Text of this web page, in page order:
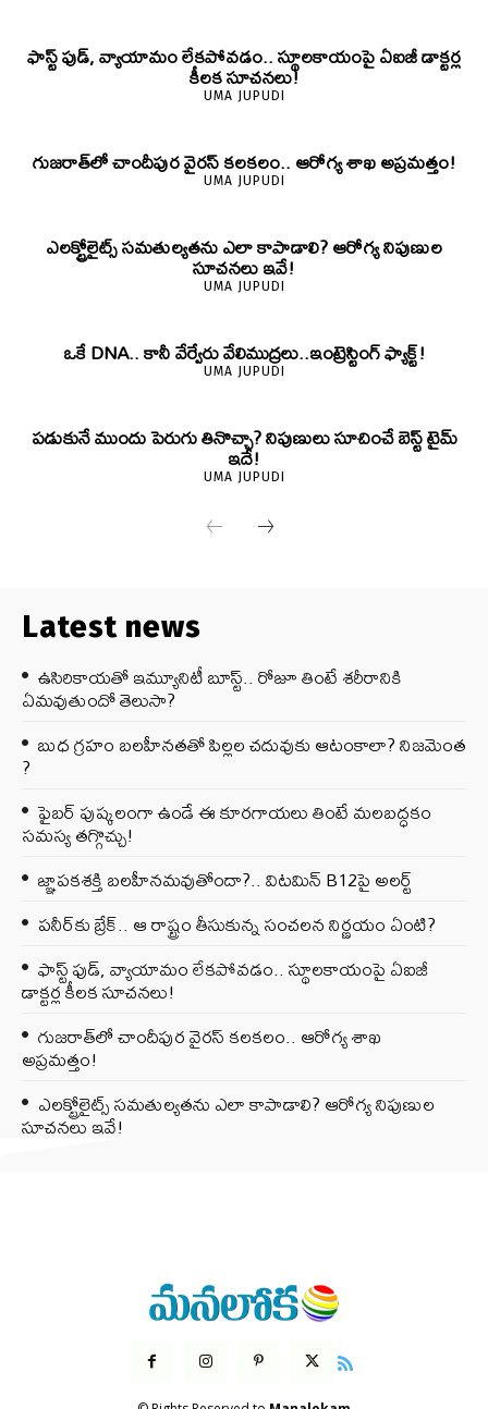
ఫాస్ట్ ఫుడ్, వ్యాయామం లేకపోవడం.. స్థూలకాయంపై ఏఐజీ డాక్టర్ల
కీలక సూచనలు!
UMA JUPUDI
గుజరాత్‌లో చాందీపుర వైరస్ కలకలం.. ఆరోగ్య శాఖ అప్రమత్తం!
UMA JUPUDI
ఎలక్ట్రోలైట్స్ సమతుల్యతను ఎలా కాపాడాలి? ఆరోగ్య నిపుణుల
సూచనలు ఇవే!
UMA JUPUDI
ఒకే DNA.. కానీ వేర్వేరు వేలిముద్రలు..ఇంట్రెస్టింగ్ ఫ్యాక్ట్!
UMA JUPUDI
పడుకునే ముందు పెరుగు తినొచ్చా? నిపుణులు సూచించే బెస్ట్ టైమ్
ఇదే!
UMA JUPUDI
Latest news
ఉసిరికాయతో ఇమ్యూనిటీ బూస్ట్‌.. రోజూ తింటే శరీరానికి
ఏమవుతుందో తెలుసా?
బుధ గ్రహం బలహీనతతో పిల్లల చదువుకు ఆటంకాలా? నిజమెంత
?
ఫైబర్‌ పుష్కలంగా ఉండే ఈ కూరగాయలు తింటే మలబద్ధకం
సమస్య తగ్గొచ్చు!
జ్ఞాపకశక్తి బలహీనమవుతోందా?.. విటమిన్ B12పై అలర్ట్
పనీర్‌కు బ్రేక్.. ఆ రాష్ట్రం తీసుకున్న సంచలన నిర్ణయం ఏంటి?
ఫాస్ట్ ఫుడ్, వ్యాయామం లేకపోవడం.. స్థూలకాయంపై ఏఐజీ
డాక్టర్ల కీలక సూచనలు!
గుజరాత్‌లో చాందీపుర వైరస్ కలకలం.. ఆరోగ్య శాఖ
అప్రమత్తం!
ఎలక్ట్రోలైట్స్ సమతుల్యతను ఎలా కాపాడాలి? ఆరోగ్య నిపుణుల
సూచనలు ఇవే!